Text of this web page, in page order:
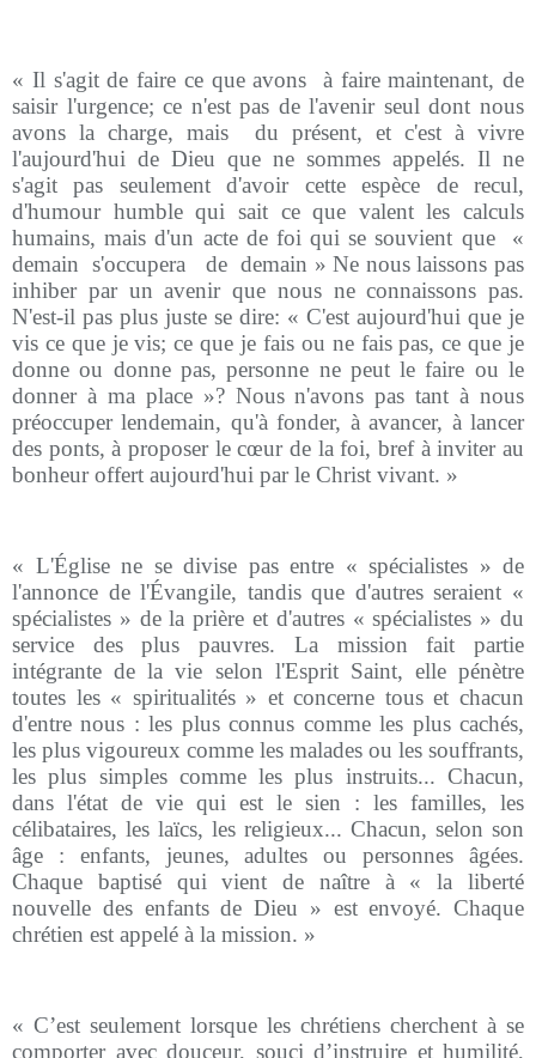
« Il s'agit de faire ce que avons
à faire maintenant, de
saisir l'urgence; ce n'est pas de l'avenir seul dont nous
avons la charge, mais
du présent, et c'est à vivre
l'aujourd'hui de Dieu que ne sommes appelés. Il ne
s'agit pas seulement d'avoir cette espèce de recul,
d'humour humble qui sait ce que valent les calculs
humains, mais d'un acte de foi qui se souvient que
«
demain s'occupera de demain » Ne nous laissons pas
inhiber par un avenir que nous ne connaissons pas.
N'est-il pas plus juste se dire: « C'est aujourd'hui que je
vis ce que je vis; ce que je fais ou ne fais pas, ce que je
donne ou donne pas, personne ne peut le faire ou le
donner à ma place »? Nous n'avons pas tant à nous
préoccuper lendemain, qu'à fonder, à avancer, à lancer
des ponts, à proposer le cœur de la foi, bref à inviter au
bonheur offert aujourd'hui par le Christ vivant. »
« L'Église ne se divise pas entre « spécialistes » de
l'annonce de l'Évangile, tandis que d'autres seraient «
spécialistes » de la prière et d'autres « spécialistes » du
service des plus pauvres. La mission fait partie
intégrante de la vie selon l'Esprit Saint, elle pénètre
toutes les « spiritualités » et concerne tous et chacun
d'entre nous : les plus connus comme les plus cachés,
les plus vigoureux comme les malades ou les souffrants,
les plus simples comme les plus instruits... Chacun,
dans l'état de vie qui est le sien : les familles, les
célibataires, les laïcs, les religieux... Chacun, selon son
âge : enfants, jeunes, adultes ou personnes âgées.
Chaque baptisé qui vient de naître à « la liberté
nouvelle des enfants de Dieu » est envoyé. Chaque
chrétien est appelé à la mission. »
« C’est seulement lorsque les chrétiens cherchent à se
comporter avec douceur, souci d’instruire et humilité,